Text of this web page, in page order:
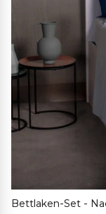
Bettlaken-Set -